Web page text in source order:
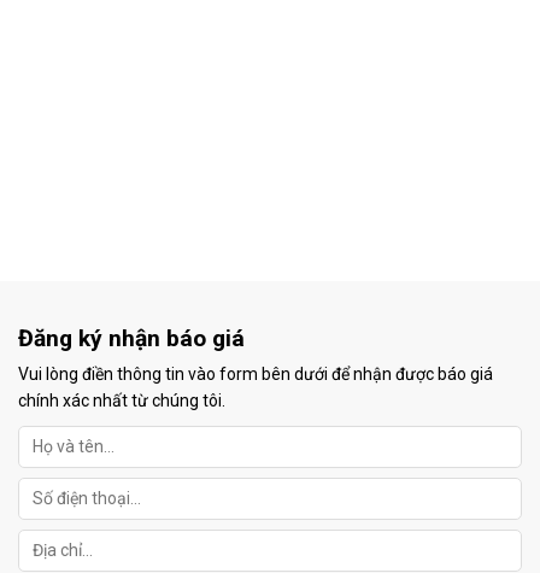
Đăng ký nhận báo giá
Vui lòng điền thông tin vào form bên dưới để nhận được báo giá
chính xác nhất từ chúng tôi.